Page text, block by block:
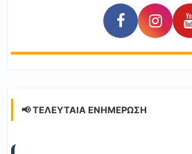
📢 ΤΕΛΕΥΤΑΊΑ ΕΝΗΜΈΡΩΣΗ